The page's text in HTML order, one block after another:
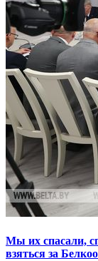
Мы их спасали,
взяться за